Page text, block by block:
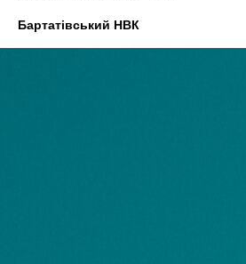
Бартатівський НВК